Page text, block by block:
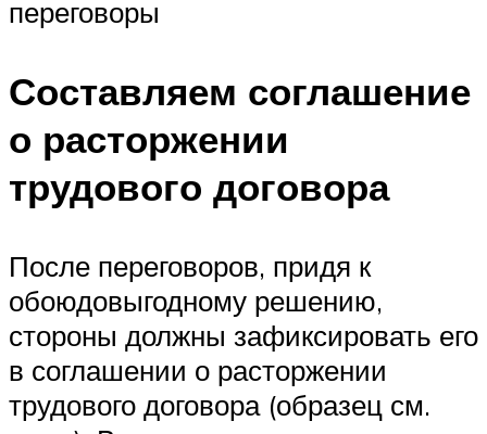
переговоры
Составляем соглашение
о расторжении
трудового договора
После переговоров, придя к
обоюдовыгодному решению,
стороны должны зафиксировать его
в соглашении о расторжении
трудового договора (образец см.